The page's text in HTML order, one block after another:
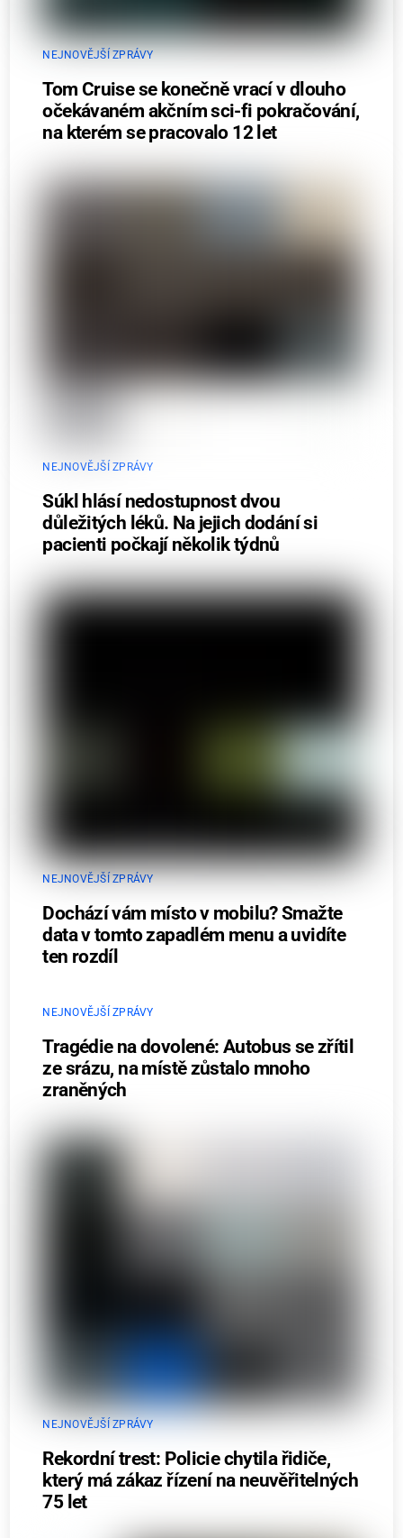
NEJNOVĚJŠÍ ZPRÁVY
Tom Cruise se konečně vrací v dlouho
očekávaném akčním sci-fi pokračování,
na kterém se pracovalo 12 let
NEJNOVĚJŠÍ ZPRÁVY
Súkl hlásí nedostupnost dvou
důležitých léků. Na jejich dodání si
pacienti počkají několik týdnů
NEJNOVĚJŠÍ ZPRÁVY
Dochází vám místo v mobilu? Smažte
data v tomto zapadlém menu a uvidíte
ten rozdíl
NEJNOVĚJŠÍ ZPRÁVY
Tragédie na dovolené: Autobus se zřítil
ze srázu, na místě zůstalo mnoho
zraněných
NEJNOVĚJŠÍ ZPRÁVY
Rekordní trest: Policie chytila řidiče,
který má zákaz řízení na neuvěřitelných
75 let